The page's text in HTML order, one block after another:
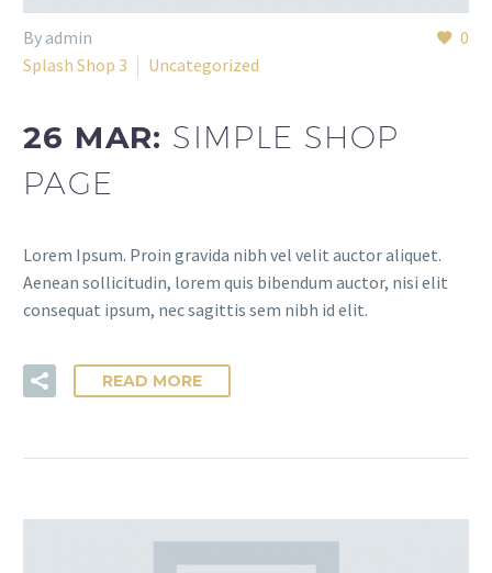
0
By admin
Splash Shop 3
Uncategorized
26 MAR: SIMPLE SHOP
PAGE
Lorem Ipsum. Proin gravida nibh vel velit auctor aliquet.
Aenean sollicitudin, lorem quis bibendum auctor, nisi elit
consequat ipsum, nec sagittis sem nibh id elit.
READ MORE